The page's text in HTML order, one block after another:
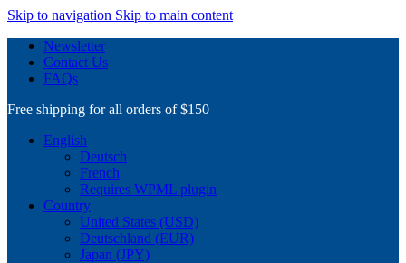
Skip to navigation Skip to main content
Newsletter
Contact Us
FAQs
Free shipping for all orders of $150
English
Deutsch
French
Requires WPML plugin
Country
United States (USD)
Deutschland (EUR)
Japan (JPY)